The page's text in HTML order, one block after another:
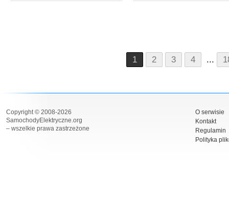
1 2 3 4 ...
Copyright © 2008-2026
SamochodyElektryczne.org
– wszelkie prawa zastrzeżone
O serwisie
Kontakt
Regulamin
Polityka